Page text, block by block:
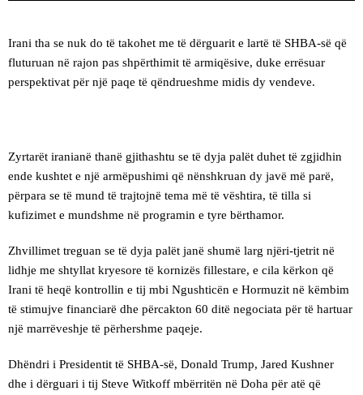
Irani tha se nuk do të takohet me të dërguarit e lartë të SHBA-së që
fluturuan në rajon pas shpërthimit të armiqësive, duke errësuar
perspektivat për një paqe të qëndrueshme midis dy vendeve.
Zyrtarët iranianë thanë gjithashtu se të dyja palët duhet të zgjidhin
ende kushtet e një armëpushimi që nënshkruan dy javë më parë,
përpara se të mund të trajtojnë tema më të vështira, të tilla si
kufizimet e mundshme në programin e tyre bërthamor.
Zhvillimet treguan se të dyja palët janë shumë larg njëri-tjetrit në
lidhje me shtyllat kryesore të kornizës fillestare, e cila kërkon që
Irani të heqë kontrollin e tij mbi Ngushticën e Hormuzit në këmbim
të stimujve financiarë dhe përcakton 60 ditë negociata për të hartuar
një marrëveshje të përhershme paqeje.
Dhëndri i Presidentit të SHBA-së, Donald Trump, Jared Kushner
dhe i dërguari i tij Steve Witkoff mbërritën në Doha për atë që